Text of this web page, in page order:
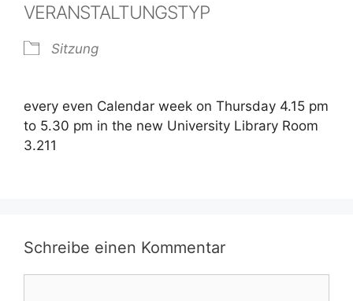
VERANSTALTUNGSTYP
Sitzung
every even Calendar week on Thursday 4.15 pm
to 5.30 pm in the new University Library Room
3.211
Schreibe einen Kommentar